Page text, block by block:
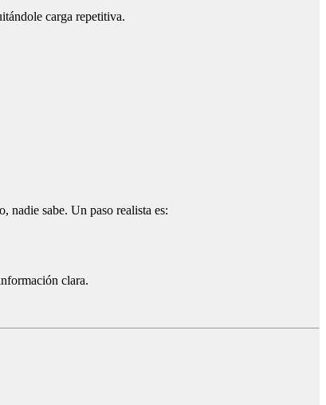
carga repetitiva.
nadie sabe. Un paso realista es:
clara.